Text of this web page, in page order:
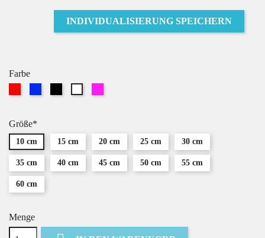
INDIVIDUALISIERUNG SPEICHERN
Farbe
Größe*
10 cm 15 cm 20 cm 25 cm 30 cm
35 cm 40 cm 45 cm 50 cm 55 cm
60 cm
Menge